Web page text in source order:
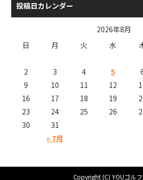
投稿日カレンダー
2026年8月
日
月 火 水
« 7月
2
3 4 5
9
10 11 12
16
17 18 19
23
24 25 26
30
31
Copyright (C) YOUゴル